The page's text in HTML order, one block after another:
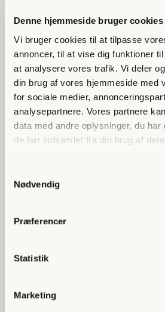
Denne hjemmeside bruger cookies
Vi bruger cookies til at tilpasse
annoncer, til at vise dig funktioner
at analysere vores trafik. Vi deler
din brug af vores hjemmeside med
for sociale medier,
analysepartnere. Vores partnere
data med andre oplysninger, du har
de har indsamlet fra din brug af
Nødvendig
Præferencer
Statistik
Marketing
fin­der andre
Bliv med­lem og
Allerede medlem?Log
Populære artikler
Han var strå­mand i